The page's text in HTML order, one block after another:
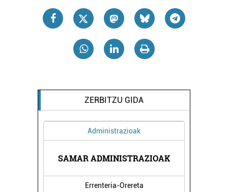
ZERBITZU GIDA
Administrazioak
SAMAR ADMINISTRAZIOAK
Errenteria-Orereta